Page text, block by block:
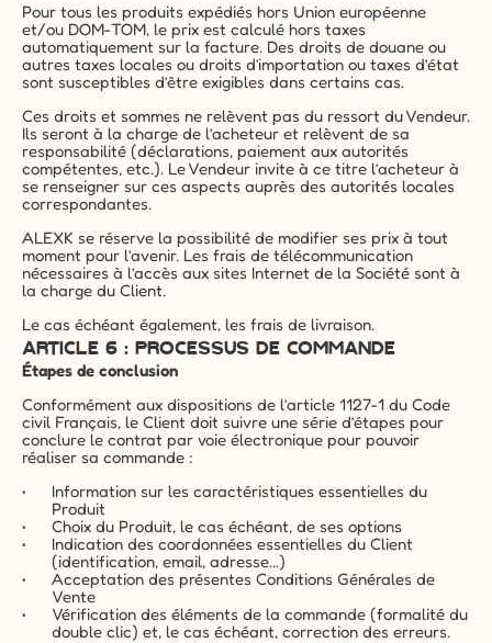
Pour tous les produits expédiés hors Union européenne
et/ou DOM-TOM, le prix est calculé hors taxes
automatiquement sur la facture. Des droits de douane ou
autres taxes locales ou droits d’importation ou taxes d’état
sont susceptibles d’être exigibles dans certains cas.
Ces droits et sommes ne relèvent pas du ressort du Vendeur.
Ils seront à la charge de l’acheteur et relèvent de sa
responsabilité (déclarations, paiement aux autorités
compétentes, etc.). Le Vendeur invite à ce titre l’acheteur à
se renseigner sur ces aspects auprès des autorités locales
correspondantes.
ALEXK se réserve la possibilité de modifier ses prix à tout
moment pour l’avenir. Les frais de télécommunication
nécessaires à l’accès aux sites Internet de la Société sont à
la charge du Client.
Le cas échéant également, les frais de livraison.
Article 6 : PROCESSUS DE COMMANDE
Étapes de conclusion
Conformément aux dispositions de l’article 1127-1 du Code
civil Français, le Client doit suivre une série d’étapes pour
conclure le contrat par voie électronique pour pouvoir
réaliser sa commande :
Information sur les caractéristiques essentielles du
Produit
Choix du Produit, le cas échéant, de ses options
Indication des coordonnées essentielles du Client
(identification, email, adresse…)
Acceptation des présentes Conditions Générales de
Vente
Vérification des éléments de la commande (formalité du
double clic) et, le cas échéant, correction des erreurs.